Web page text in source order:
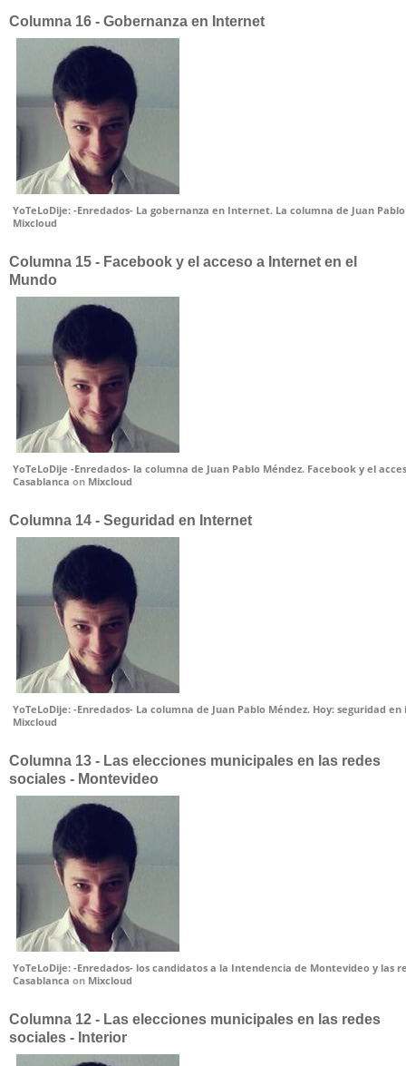
Columna 16 - Gobernanza en Internet
YoTeLoDije: -Enredados- La gobernanza en Internet. La columna de Juan
Mixcloud
Columna 15 - Facebook y el acceso a Internet en el
Mundo
YoTeLoDije -Enredados- la columna de Juan Pablo Méndez. Facebook y el
Casablanca on Mixcloud
Columna 14 - Seguridad en Internet
YoTeLoDije: -Enredados- La columna de Juan Pablo Méndez. Hoy: seguridad
Mixcloud
Columna 13 - Las elecciones municipales en las redes
sociales - Montevideo
YoTeLoDije: -Enredados- los candidatos a la Intendencia de Montevideo y las
Casablanca on Mixcloud
Columna 12 - Las elecciones municipales en las redes
sociales - Interior